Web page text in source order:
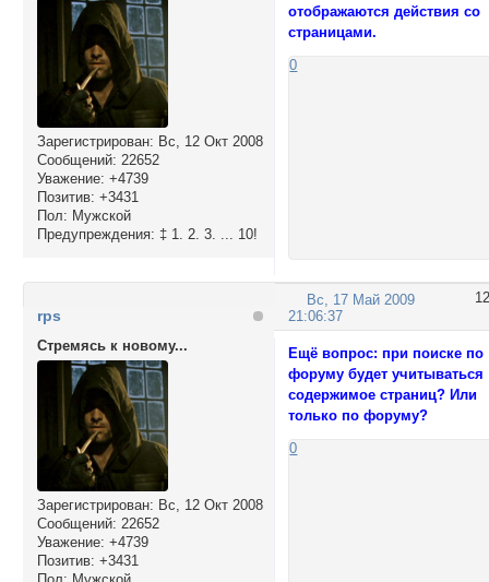
Зарегистрирован: Вс, 12 Окт 2008
Сообщений: 22652
Уважение: +4739
Позитив: +3431
Пол: Мужской
Предупреждения: ‡ 1. 2. 3. ... 10!
отображаются действия со
страницами.
0
12
Вс, 17 Май 2009
21:06:37
rps
Стремясь к новому...
Зарегистрирован: Вс, 12 Окт 2008
Сообщений: 22652
Уважение: +4739
Позитив: +3431
Ещё вопрос: при поиске по
форуму будет учитываться
содержимое страниц? Или
только по форуму?
0